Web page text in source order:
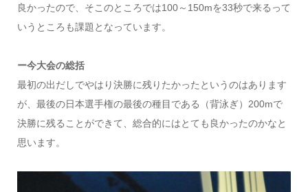
良かったので、そこのところでは100～150mを33秒で来るって
いうところも課題となっています。
ー今大会の総括
最初の出だしでやはり決勝に残りたかったというのはあります
が、最後の日本選手権の最後の種目である（背泳ぎ）200mで
決勝に残ることができて、総合的にはとても良かったのかなと
思います。